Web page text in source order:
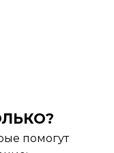
помогут